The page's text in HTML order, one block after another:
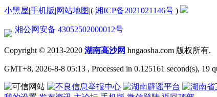
小黑屋|手机版|网站地图|( 湘ICP备2021021146号 )
湘公网安备 43052502000012号
Copyright © 2013-2020 湖南高沙网 hngaosha.com 版权所有.
GMT+8, 2026-8-8 05:13 , Processed in 0.125161 second(s), 19